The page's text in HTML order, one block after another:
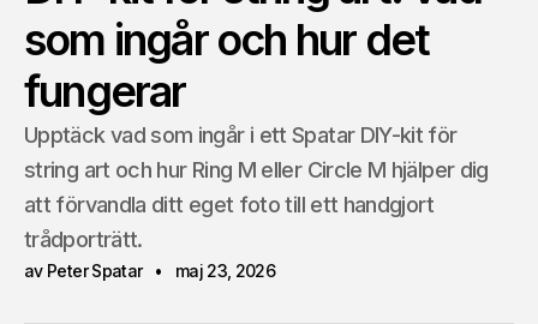
som ingår och hur det
fungerar
Upptäck vad som ingår i ett Spatar DIY-kit för
string art och hur Ring M eller Circle M hjälper dig
att förvandla ditt eget foto till ett handgjort
trådporträtt.
av Peter Spatar maj 23, 2026